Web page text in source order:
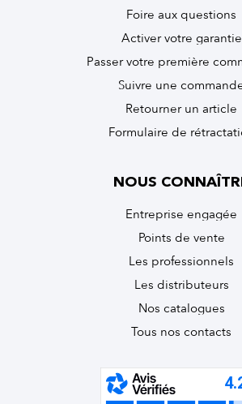
Foire aux questions
Activer votre garantie
Passer votre première
Suivre une
Retourner un article
Formulaire de
NOUS
Entreprise engagée
Points de vente
Les professionnels
Les distributeurs
Nos catalogues
Tous nos contacts